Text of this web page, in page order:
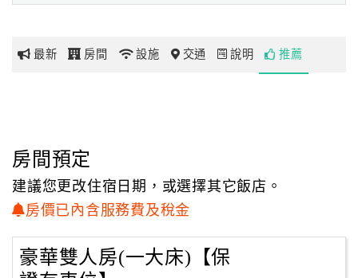
玩
地
圖
顧
務
不論是充滿簡約風情的東方時尚，或是活潑大方的現代格
軌，
讓您沉浸在悠閒時光。
石門水庫、埔心牧場等桃園著名的景點。
是您商旅洽公或是休閒娛樂最佳住宿的選擇。
最新 房間 設施 交通 說明 推薦
房間預定
建議您更改住宿日期，或選擇其它飯店。
房價已內含服務費及稅金
豪華雙人房(一大床)【保